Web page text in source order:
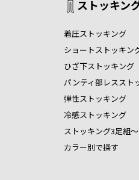
ストッキン
着圧ストッキング
ショートストッキン
ひざ下ストッキング
パンティ部レススト
弾性ストッキング
冷感ストッキング
ストッキング3足組～
カラー別で探す